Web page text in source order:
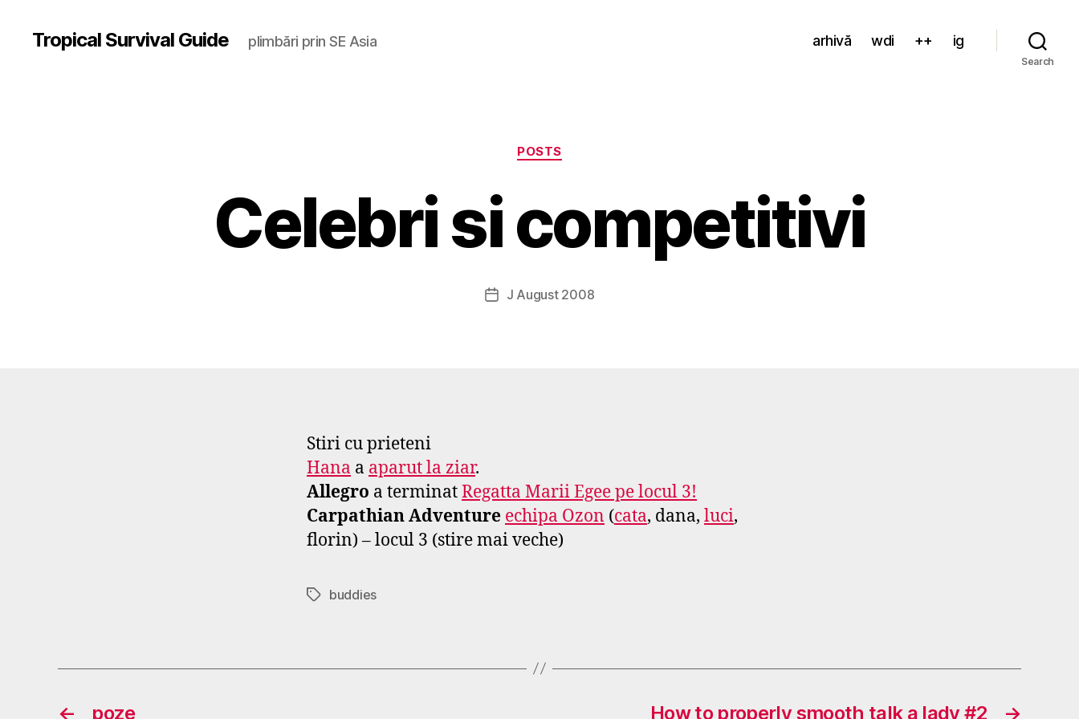
Tropical Survival Guide plimbări prin SE Asia arhivă wdi ++ ig
Search
Categories
POSTS
Celebri si competitivi
Post
g
o
s
d
PostJ August 2008
Stiri cu prieteni
Hana a aparut la ziar.
Allegro a terminatRegatta Marii Egee pe locul 3!
Carpathian Adventure echipa Ozon (cata, dana, luci,
florin) – locul 3 (stire mai veche)
Tagsbuddies
← poze →
How to properly smooth talk a lady #2